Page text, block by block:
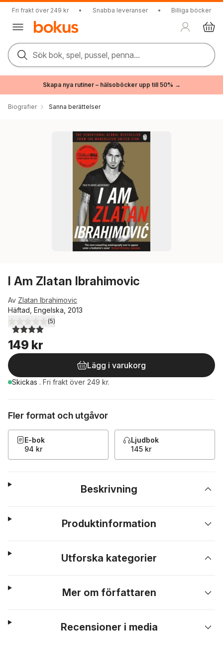
Fri frakt över 249 kr • Snabba leveranser • Billiga böcker
Sök bok, spel, pussel, penna...
Skapa nya rutiner – hälsoböcker upp till 50% →
Biografier Sanna berättelser
I Am Zlatan Ibrahimovic
Av Zlatan Ibrahimovic
Häftad, Engelska, 2013
4,0utav 5 stjärnor. Totalt antal röster:
(5)
149 kr
Lägg i varukorg
Skickas . Fri frakt över 249 kr.
Fler format och utgåvor
E-bok
94 kr
Ljudbok
145 kr
Beskrivning
Produktinformation
Utforska kategorier
Mer om författaren
Recensioner i media